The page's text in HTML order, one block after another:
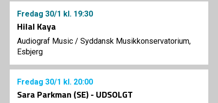
Fredag 30/1 kl. 19:30
Hilal Kaya
Audiograf Music / Syddansk Musikkonservatorium,
Esbjerg
Fredag 30/1 kl. 20:00
Sara Parkman (SE) - UDSOLGT